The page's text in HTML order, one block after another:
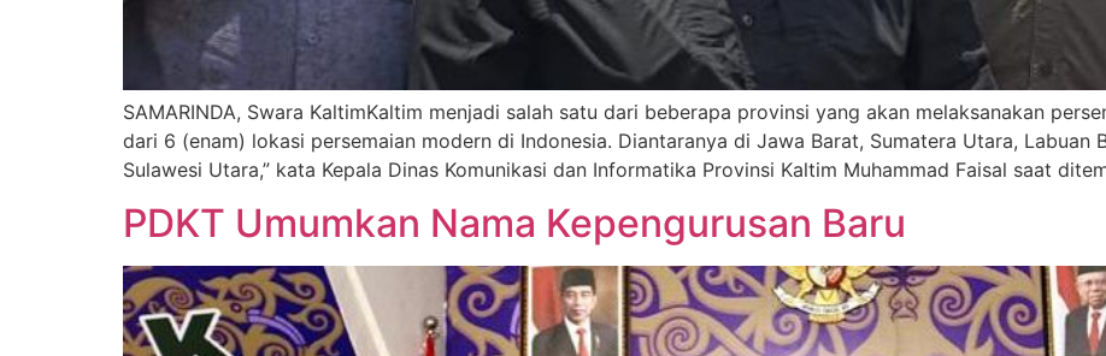
SAMARINDA, Swara KaltimKaltim menjadi salah satu dari beberapa provinsi yang akan melaksanakan
dari 6 (enam) lokasi persemaian modern di Indonesia. Diantaranya di Jawa Barat, Sumatera Utara, Labuan
Sulawesi Utara,” kata Kepala Dinas Komunikasi dan Informatika Provinsi Kaltim Muhammad Faisal saat
PDKT Umumkan Nama Kepengurusan Baru